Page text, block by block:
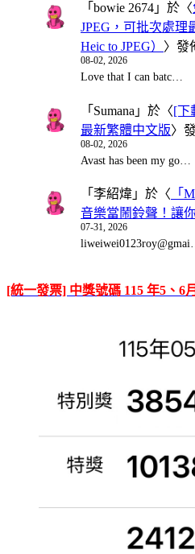
「 bowie 2674 」於〈
JPEG，可批次處理
Heic to JPEG） 〉發
08-02, 2026
Love that I can batc…
「 Sumana 」於〈[下
最新繁體中文版〉
08-02, 2026
Avast has been my go…
「 李紹煒 」於〈 「
音樂當鬧鈴聲！讓
07-31, 2026
[統一發票] 中獎號碼 115 年5、6月